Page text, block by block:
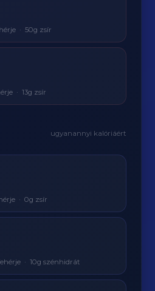
· 50g zsír
· 13g zsír
ugyanannyi kalóriáért
· 0g zsír
· 10g szénhidrát